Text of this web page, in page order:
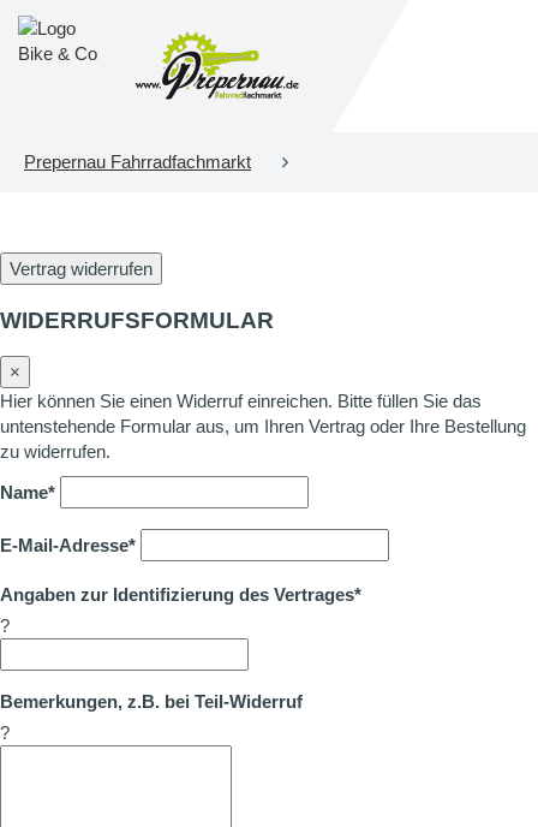
Prepernau Fahrradfachmarkt
Vertrag widerrufen
WIDERRUFSFORMULAR
×
Hier können Sie einen Widerruf einreichen. Bitte füllen Sie das
untenstehende Formular aus, um Ihren Vertrag oder Ihre Bestellung
zu widerrufen.
Name*
E-Mail-Adresse*
Angaben zur Identifizierung des Vertrages*
?
Bemerkungen, z.B. bei Teil-Widerruf
?